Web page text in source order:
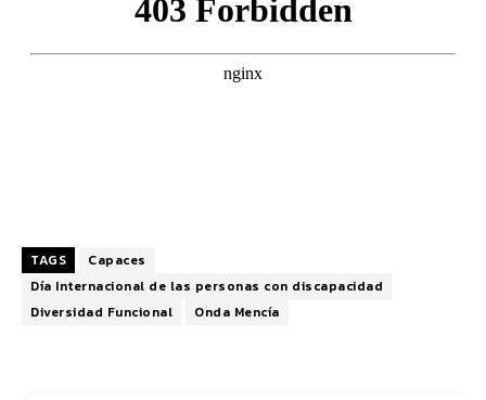
TAGS
Capaces
Día Internacional de las personas con discapacidad
Diversidad Funcional
Onda Mencía